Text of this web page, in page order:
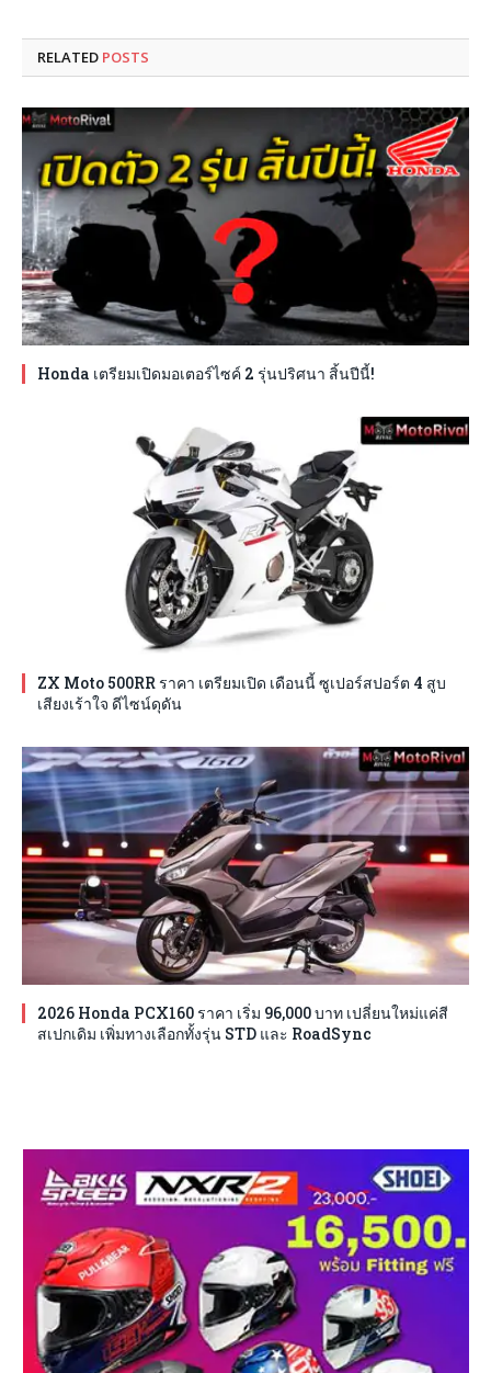
RELATED POSTS
Honda เตรียมเปิดมอเตอร์ไซค์ 2 รุ่นปริศนา สิ้นปีนี้!
ZX Moto 500RR ราคา เตรียมเปิด เดือนนี้ ซูเปอร์สปอร์ต 4 สูบ
เสียงเร้าใจ ดีไซน์ดุดัน
2026 Honda PCX160 ราคา เริ่ม 96,000 บาท เปลี่ยนใหม่แค่สี
สเปกเดิม เพิ่มทางเลือกทั้งรุ่น STD และ RoadSync